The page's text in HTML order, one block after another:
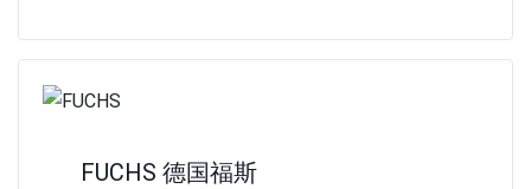
FUCHS 德国福斯